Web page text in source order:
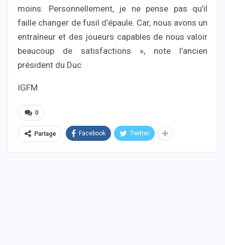
moins. Personnellement, je ne pense pas qu’il
faille changer de fusil d’épaule. Car, nous avons un
entraîneur et des joueurs capables de nous valoir
beaucoup de satisfactions », note l’ancien
président du Duc.
IGFM
0
Partage Facebook Twitter